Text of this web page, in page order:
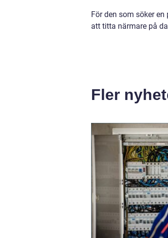
För den som söker
att titta närmare på
Fler